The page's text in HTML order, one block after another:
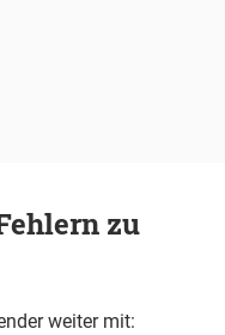
zu
weiter mit: